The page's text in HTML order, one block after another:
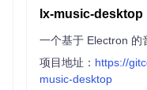
lx-music-desktop
一个基于 Electron 的
项目地址： https://
music-desktop